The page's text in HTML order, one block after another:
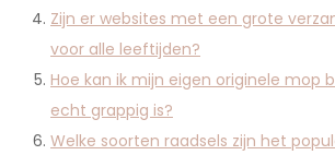
Zijn er websites met een grote
voor alle leeftijden?
Hoe kan ik mijn eigen originele mop
echt grappig is?
Welke soorten raadsels zijn het